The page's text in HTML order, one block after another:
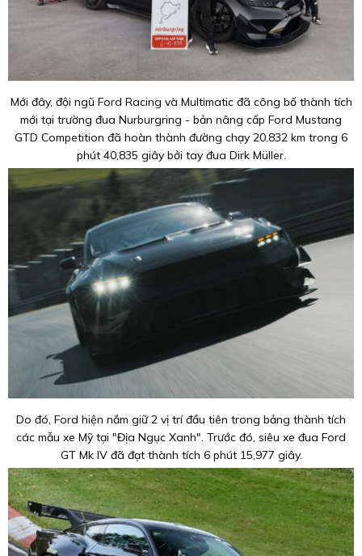
Mới đây, đội ngũ Ford Racing và Multimatic đã công bố thành tích
mới tại trường đua Nurburgring - bản nâng cấp Ford Mustang
GTD Competition đã hoàn thành đường chạy 20,832 km trong 6
phút 40,835 giây bởi tay đua Dirk Müller.
Do đó, Ford hiện nắm giữ 2 vị trí đầu tiên trong bảng thành tích
các mẫu xe Mỹ tại "Địa Ngục Xanh". Trước đó, siêu xe đua Ford
GT Mk IV đã đạt thành tích 6 phút 15,977 giây.